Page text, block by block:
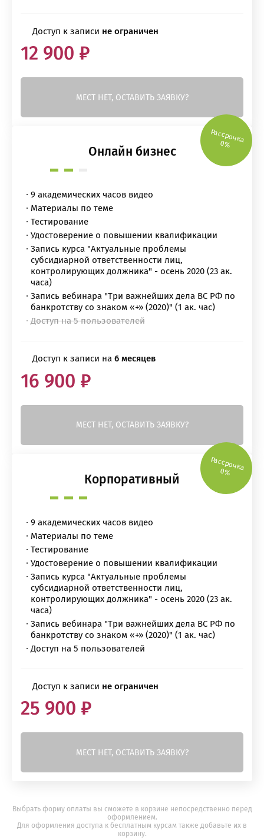
Доступ к записи не ограничен
12 900 ₽
МЕСТ НЕТ, ОСТАВИТЬ ЗАЯВКУ?
Рассрочка
0%
Онлайн бизнес
9 академических часов видео
Материалы по теме
Тестирование
Удостоверение о повышении квалификации
Запись курса "Актуальные проблемы
субсидиарной ответственности лиц,
контролирующих должника" - осень 2020 (23 ак.
часа)
Запись вебинара "Три важнейших дела ВС РФ по
банкротству со знаком «+» (2020)" (1 ак. час)
Доступ на 5 пользователей
Доступ к записи на 6 месяцев
16 900 ₽
МЕСТ НЕТ, ОСТАВИТЬ ЗАЯВКУ?
Рассрочка
0%
Корпоративный
9 академических часов видео
Материалы по теме
Тестирование
Удостоверение о повышении квалификации
Запись курса "Актуальные проблемы
субсидиарной ответственности лиц,
контролирующих должника" - осень 2020 (23 ак.
часа)
Запись вебинара "Три важнейших дела ВС РФ по
банкротству со знаком «+» (2020)" (1 ак. час)
Доступ на 5 пользователей
Доступ к записи не ограничен
25 900 ₽
МЕСТ НЕТ, ОСТАВИТЬ ЗАЯВКУ?
Выбрать форму оплаты вы сможете в корзине непосредственно перед
оформлением.
Для оформления доступа к бесплатным курсам также добавьте их в
корзину.